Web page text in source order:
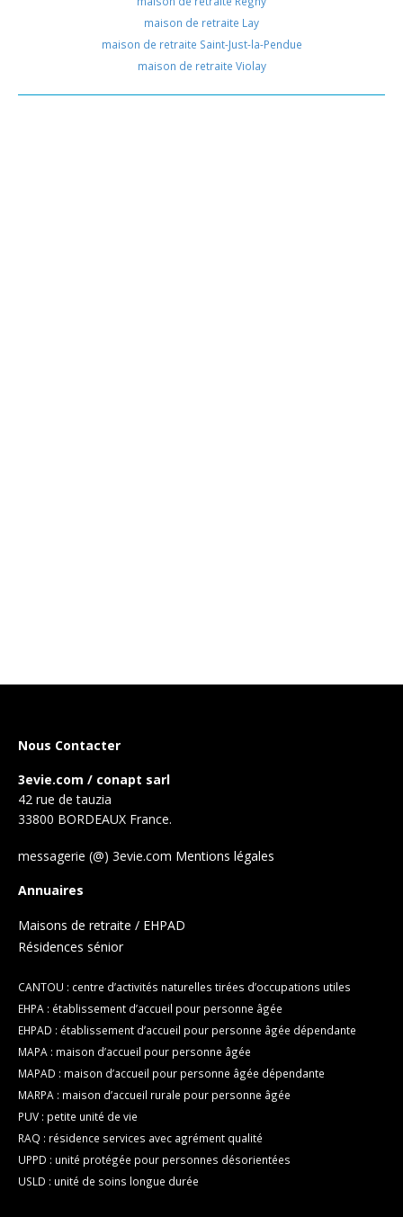
maison de retraite Lay
maison de retraite Saint-Just-la-Pendue
maison de retraite Violay
Nous Contacter
3evie.com / conapt sarl
42 rue de tauzia
33800 BORDEAUX France.
messagerie (@) 3evie.com Mentions légales
Annuaires
Maisons de retraite / EHPAD
Résidences sénior
CANTOU : centre d’activités naturelles tirées d’occupations utiles
EHPA : établissement d’accueil pour personne âgée
EHPAD : établissement d’accueil pour personne âgée dépendante
MAPA : maison d’accueil pour personne âgée
MAPAD : maison d’accueil pour personne âgée dépendante
MARPA : maison d’accueil rurale pour personne âgée
PUV : petite unité de vie
RAQ : résidence services avec agrément qualité
UPPD : unité protégée pour personnes désorientées
USLD : unité de soins longue durée